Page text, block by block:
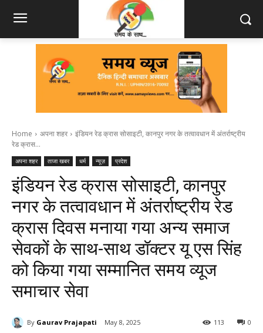
Home अपना शहर
इंडियन रेड क्रास सोसाइटी, कानपुर नगर के तत्वावधान में अंतर्राष्ट्रीय
रेड क्रास...
अपना शहर ताजा खबर धर्म न्यूज़ प्रदेश
इंडियन रेड क्रास सोसाइटी, कानपुर
नगर के तत्वावधान में अंतर्राष्ट्रीय रेड
क्रास दिवस मनाया गया अन्य समाज
सेवकों के साथ-साथ डॉक्टर यू एस सिंह
को किया गया सम्मानित समय व्यूज
समाचार सेवा
By Gaurav Prajapati May 8, 2025 0
113